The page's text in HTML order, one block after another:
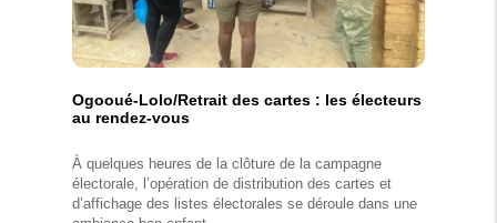
Ogooué-Lolo/Retrait des cartes : les électeurs
au rendez-vous
À quelques heures de la clôture de la campagne
électorale, l’opération de distribution des cartes et
d’affichage des listes électorales se déroule dans une